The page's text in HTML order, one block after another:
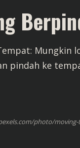
Mungkin
pindah ke
photo/